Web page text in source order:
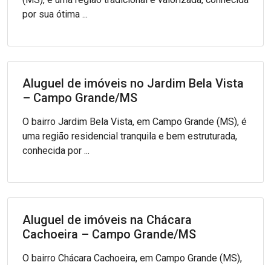
por sua ótima ...
Aluguel de imóveis no Jardim Bela Vista
– Campo Grande/MS
O bairro Jardim Bela Vista, em Campo Grande (MS), é
uma região residencial tranquila e bem estruturada,
conhecida por ...
Aluguel de imóveis na Chácara
Cachoeira – Campo Grande/MS
O bairro Chácara Cachoeira, em Campo Grande (MS),